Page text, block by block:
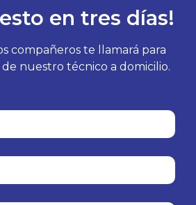
en tres días!
compañeros te llamará para
nuestro técnico a domicilio.